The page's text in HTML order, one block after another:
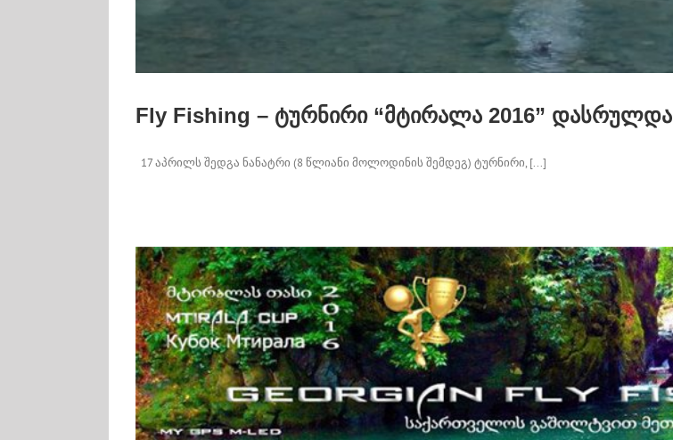
Fly Fishing – ტურნირი “მტირალა 2016” დასრულდა
17 აპრილს შედგა ნანატრი (8 წლიანი მოლოდინის შემდეგ) ტურნირი, [...]